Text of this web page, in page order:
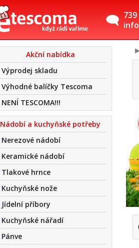
Akční nabídka
Výprodej skladu
Výhodné balíčky Tescoma
NENÍ TESCOMA!!!
Nádobí a kuchyňské potřeby
Nerezové nádobí
Keramické nádobí
Tlakové hrnce
Kuchyňské nože
Jídelní příbory
Kuchyňské nářadí
Pánve